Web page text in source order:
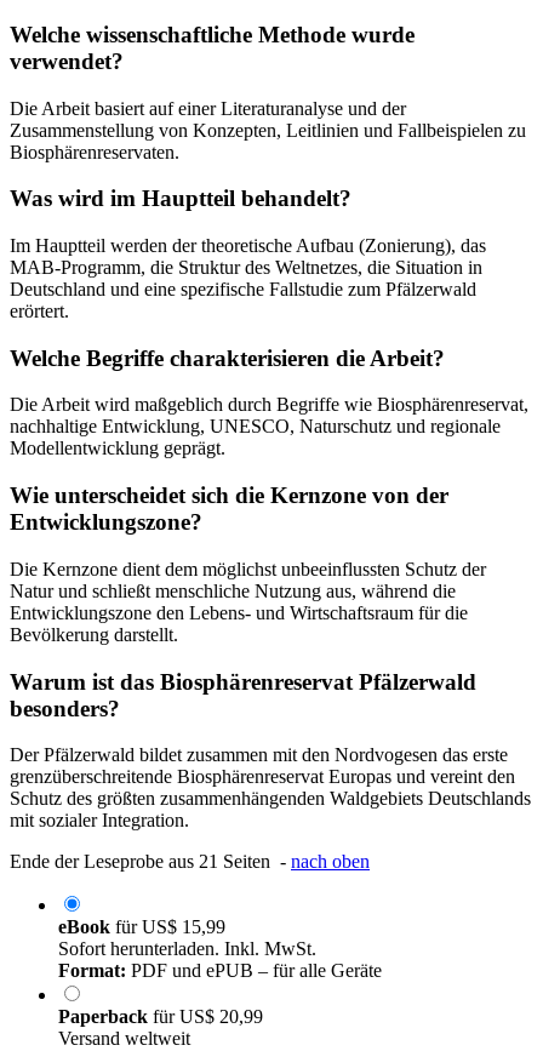
Welche wissenschaftliche Methode wurde
verwendet?
Die Arbeit basiert auf einer Literaturanalyse und der
Zusammenstellung von Konzepten, Leitlinien und Fallbeispielen zu
Biosphärenreservaten.
Was wird im Hauptteil behandelt?
Im Hauptteil werden der theoretische Aufbau (Zonierung), das
MAB-Programm, die Struktur des Weltnetzes, die Situation in
Deutschland und eine spezifische Fallstudie zum Pfälzerwald
erörtert.
Welche Begriffe charakterisieren die Arbeit?
Die Arbeit wird maßgeblich durch Begriffe wie Biosphärenreservat,
nachhaltige Entwicklung, UNESCO, Naturschutz und regionale
Modellentwicklung geprägt.
Wie unterscheidet sich die Kernzone von der
Entwicklungszone?
Die Kernzone dient dem möglichst unbeeinflussten Schutz der
Natur und schließt menschliche Nutzung aus, während die
Entwicklungszone den Lebens- und Wirtschaftsraum für die
Bevölkerung darstellt.
Warum ist das Biosphärenreservat Pfälzerwald
besonders?
Der Pfälzerwald bildet zusammen mit den Nordvogesen das erste
grenzüberschreitende Biosphärenreservat Europas und vereint den
Schutz des größten zusammenhängenden Waldgebiets Deutschlands
mit sozialer Integration.
Ende der Leseprobe aus 21 Seiten - nach oben
eBook fürUS$ 15,99
Sofort herunterladen. Inkl. MwSt.
Format: PDF und ePUB – für alle Geräte
Paperback fürUS$ 20,99
Versand weltweit